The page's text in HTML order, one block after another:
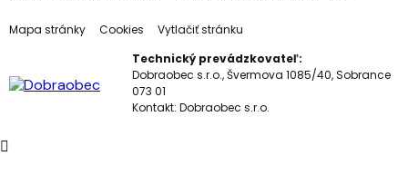
Mapa stránky Cookies
Vytlačiť stránku
Technický prevádzkovateľ:
Dobraobec s.r.o., Švermova 1085/40, Sobrance
073 01
Kontakt: Dobraobec s.r.o.